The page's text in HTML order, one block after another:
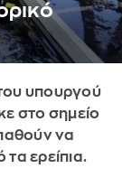
υπουργού
στο σημείο
να
ερείπια.